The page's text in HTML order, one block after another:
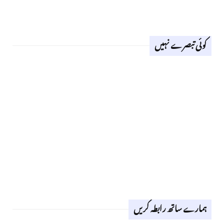
کوئی تبصرے نہیں
ہمارے ساتھ رابطہ کریں